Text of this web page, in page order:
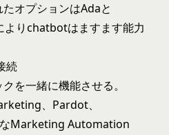
オプションはAdaと
りchatbotはますます能力
続
を一緒に機能させる。
、Pardot、
Marketing Automation